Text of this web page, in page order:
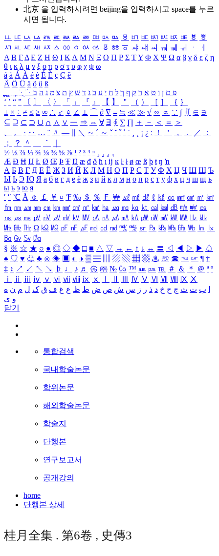
北京 을 입력하시려면 beijing을 입력하시고 space를 누르
시면 됩니다.
ㅥ ㅦ ㅧ ㅨ ㅩ ㅪ ㅫ ㅬ ㅭ ㅮ ㅯ ㅰ ㅱ ㅲ ㅳ ㅴ ㅵ ㅶ ㅷ ㅸ
ㅹ
ㅺ ㅻ ㅼ ㅽ ㅾ ㅿ ㆀ ㆁ ㆂ ㆃ ㆄ ㆅ ㆆ ㆇ ㆈ ㆉ ㆊ ㆋ ㆌ ㆍ
ㆎ
Α Β ΓΔ Ε Ζ Η Θ Ι ΚΛ Μ Ν Ξ Ο Π Ρ Σ ΤΥ Φ Χ Ψ Ω α β γ δ ε ζ η
θ ι κ λ μ ν ξ ο π ρ σ τ υ φ χ ψ ω
á à Á À é è É È ç Ç ê
Ä Ö Ü ä ö ü ß
ִֶֹ ֻּ ׁׂ פ ם ן ו ט א ר ק ף ך ל ח י ע כ ג ד ש ץ ת צ מ נ ה ב
‘ ’ “ ” 〔 〕 〈 〉 「 」 『 』 【 】 ＂ （ ） ［ ］ ｛ ｝
± × ÷ ≠ ≤ ≥ ∞ ∴ ♂ ♀ ∠ ⊥ ⌒ ∂ ∇ ≡ ≒ ≪ ≫ √ ∽ ∝ ∵ ∫ ∬ ∈ ∋
⊆ ⊇ ⊂ ⊃ ∪ ∩ ∧ ∨ ￢ ⇒ ⇔ ∀ ∃ ∮ ∑ ∏ ＋ － ＜ ＝
＞
、
。 · ‥ … ¨ 〃 ― ＼ ∼ ´ ～ ˇ ˘ ˝ ˚ ˙ ¸ ¡ ¿ ː ！ ＇ ， ． ／
：
；
？ ＾ ｀
½ ⅓ ⅔ ¼ ¾ ⅛ ⅜ ⅝ ⅞ ¹ ² ³ ⁴ ⁿ ₁ ₂ ₃ ₄
Æ Ð Ħ Ĳ Ł Ø Œ Þ Ŧ Ŋ æ đ ð ħ ı ĳ ĸ ŀ ł ø œ ß þ ŧ ŋ ŉ
А Б В Г Д Е Ё Ж З И Й К Л М Н О П Р С Т У Ф Х Ц Ч Ш Щ Ъ
Ы Ь Э Ю Я а б в г д е ё ж з и й к л м н о п р с т у ф х ц ч ш щ ъ
ы ь э ю я
′ ″ ℃ Å ￠ ￡ ￥ ¤ ℉ ‰ ＄ ％ Ｆ ￦ ㎕ ㎖ ㎗ ℓ ㎘ ㏄ ㎣ ㎤ ㎥ ㎦
㎙ ㎚ ㎛ ㎜ ㎝ ㎞ ㎟ ㎠ ㎡ ㎢ ㏊ ㎍ ㎎ ㎏ ㏏ ㎈ ㎉ ㏈ ㎧ ㎨ ㎰
㎱ ㎲ ㎳ ㎴ ㎵ ㎶ ㎷ ㎸ ㎹ ㎀ ㎁ ㎂ ㎃ ㎄ ㎺ ㎻ ㎽ ㎾ ㎿ ㎐ ㎑
㎒ ㎓ ㎔ Ω ㏀ ㏁ ㎊ ㎋ ㎌ ㏖ ㏅ ㎭ ㎮ ㎯ ㏛ ㎩ ㎪ ㎫ ㎬ ㏝ ㏐
㏓
㏃ ㏉ ㏜ ㏆
§ ※ ☆ ★ ○ ● ◎ ◇ ◆ □ ■ △ ▽ → ← ↑ ↓ ↔ 〓 ◁ ◀ ▷ ▶ ♤
♠ ♡ ♥ ♧ ♣ ⊙ ◈ ▣ ◐ ◑ ▒ ▤ ▨ ▧ ▦ ▩ ♨ ☏ ☎ ☜ ☞ ¶ †
‡ ↕ ↗ ↙ ↖ ↘ ♭ ♩ ♪ ♬ ㉿ ㈜ № ㏇ ™ ㏂ ㏘ ℡ ＃ ＆ ＊ ＠ ª º
ⅰ
ⅱ ⅲ ⅳ ⅴ ⅵ ⅶ ⅷ ⅸ ⅹ Ⅳ Ⅴ Ⅵ Ⅶ Ⅷ Ⅸ Ⅹ
ب ت ث ج ح خ د ذ ر ز س ش ص ض ط ظ ع غ ف ق ک ل م ن ه
و ی
닫기
통합검색
국내학술논문
학위논문
해외학술논문
학술지
단행본
연구보고서
공개강의
home
단행본 상세
桂月全集 . 第6卷 , 史傳3